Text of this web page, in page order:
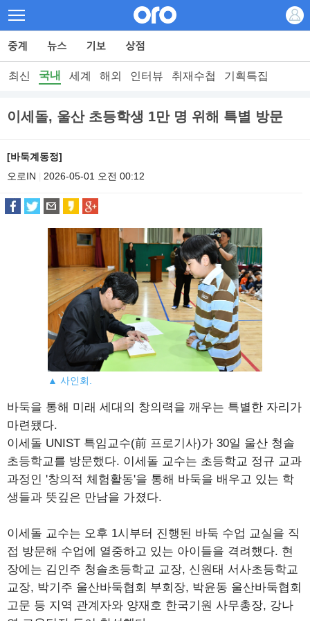
최신 국내 세계 해외 인터뷰 취재수첩 기획특집
이세돌, 울산 초등학생 1만 명 위해 특별 방문
[바둑계동정]
오로IN
2026-05-01 오전 00:12
▲ 사인회.
바둑을 통해 미래 세대의 창의력을 깨우는 특별한 자리가
마련됐다.
이세돌 UNIST 특임교수(前 프로기사)가 30일 울산 청솔
초등학교를 방문했다. 이세돌 교수는 초등학교 정규 교과
과정인 '창의적 체험활동'을 통해 바둑을 배우고 있는 학
생들과 뜻깊은 만남을 가졌다.
이세돌 교수는 오후 1시부터 진행된 바둑 수업 교실을 직
접 방문해 수업에 열중하고 있는 아이들을 격려했다. 현
장에는 김인주 청솔초등학교 교장, 신원태 서사초등학교
교장, 박기주 울산바둑협회 부회장, 박윤동 울산바둑협회
고문 등 지역 관계자와 양재호 한국기원 사무총장, 강나